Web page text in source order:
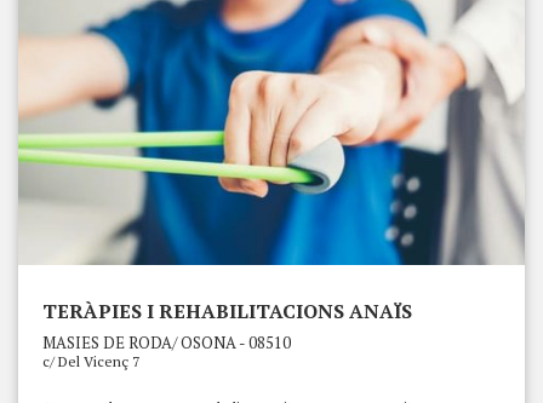
TERÀPIES I REHABILITACIONS ANAÏS
MASIES DE RODA/ OSONA - 08510
c/ Del Vicenç 7